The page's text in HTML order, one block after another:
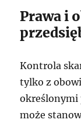
Prawa i
Kontrola
tylko z
określonymi
może